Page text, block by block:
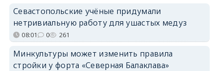
Севастопольские учёные придумали
нетривиальную работу для ушастых медуз
08:01 0 261
Минкультуры может изменить правила
стройки у форта «Северная Балаклава»